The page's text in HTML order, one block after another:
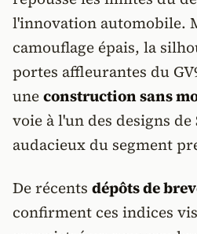
l'innovation automobile.
camouflage épais, la
portes affleurantes du
uneconstruction sans
voie à l'un des designs de
audacieux du segment
De récents dépôts de
confirment ces indices